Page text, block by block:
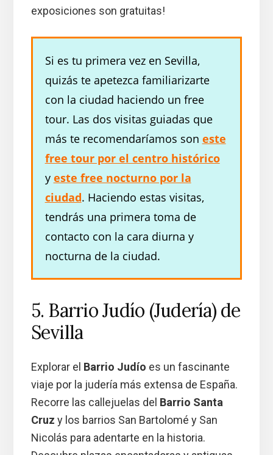
exposiciones son gratuitas!
Si es tu primera vez en Sevilla,
quizás te apetezca familiarizarte
con la ciudad haciendo un free
tour. Las dos visitas guiadas que
más te recomendaríamos son este
free tour por el centro histórico
y este free nocturno por la
ciudad. Haciendo estas visitas,
tendrás una primera toma de
contacto con la cara diurna y
nocturna de la ciudad.
5. Barrio Judío (Judería) de
Sevilla
Explorar el Barrio Judío es un fascinante
viaje por la judería más extensa de España.
Recorre las callejuelas del Barrio Santa
Cruz y los barrios San Bartolomé y San
Nicolás para adentarte en la historia.